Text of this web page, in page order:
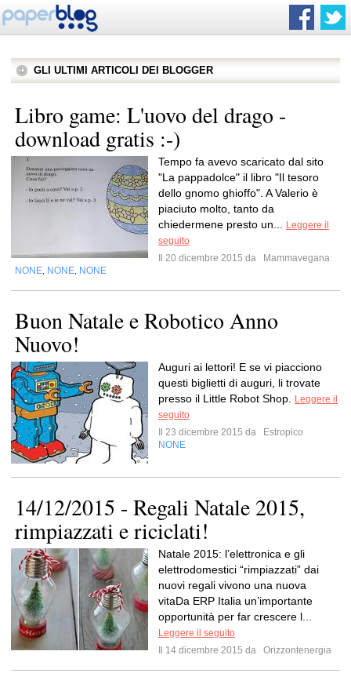
GLI ULTIMI ARTICOLI DEI BLOGGER
Libro game: L'uovo del drago -
download gratis :-)
Tempo fa avevo scaricato dal sito
"La pappadolce" il libro "Il tesoro
dello gnomo ghioffo". A Valerio è
piaciuto molto, tanto da
chiedermene presto un...
Leggere il
seguito
Il 20 dicembre 2015 da
Mammavegana
NONE NONE NONE
Buon Natale e Robotico Anno
Nuovo!
Auguri ai lettori! E se vi piacciono
questi biglietti di auguri, li trovate
presso il Little Robot Shop.
Leggere il
seguito
Il 23 dicembre 2015 da
Estropico
NONE
14/12/2015 - Regali Natale 2015,
rimpiazzati e riciclati!
Natale 2015: l’elettronica e gli
elettrodomestici “rimpiazzati” dai
nuovi regali vivono una nuova
vitaDa ERP Italia un’importante
opportunità per far crescere l...
Leggere il seguito
Il 14 dicembre 2015 da
Orizzontenergia